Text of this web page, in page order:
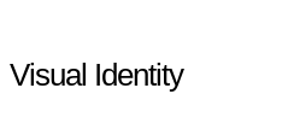
Visual Identity